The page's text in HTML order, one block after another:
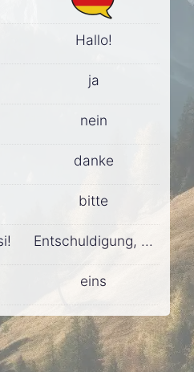
Hallo!
ja
nein
danke
bitte
Entschuldigung, ...
eins